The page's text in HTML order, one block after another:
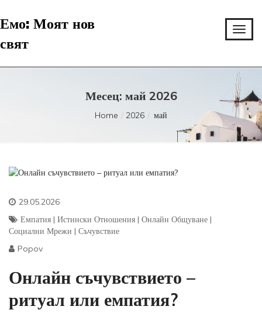
Емо: Моят нов
свят
Месец: май 2026
Home 2026 май
29.05.2026
Емпатия | Истински Отношения | Онлайн Общуване |
Социални Мрежи | Съчувствие
Popov
Онлайн съчувствието –
ритуал или емпатия?